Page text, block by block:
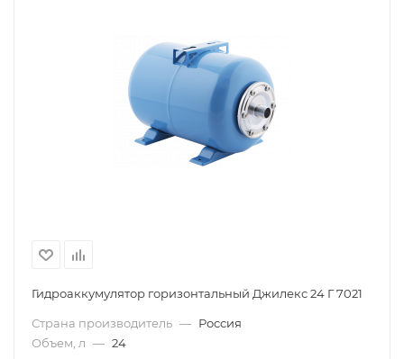
Гидроаккумулятор горизонтальный Джилекс 24 Г 7021
Страна производитель — Россия
Объем, л — 24